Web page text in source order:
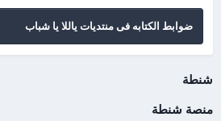
ضوابط الكتابه فى منتديات ياللا يا شباب
شنطة
منصة شنطة